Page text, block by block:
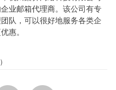
业邮箱代理商。该公司有专
队，可以很好地服务各类企
惠。